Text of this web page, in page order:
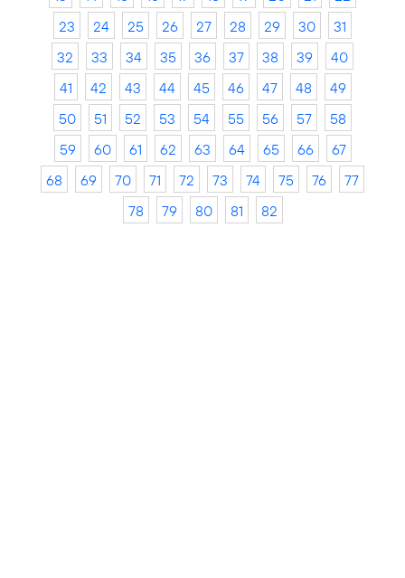
23
24 25 26 27 28 29 30
31
32
33 34 35 36 37 38 39
40
41
42 43 44 45 46 47 48
49
50
51 52 53 54 55 56 57
58
59
60 61 62 63 64 65 66
67
68
69 70 71 72 73 74 75 76
77
78
79 80 81 82